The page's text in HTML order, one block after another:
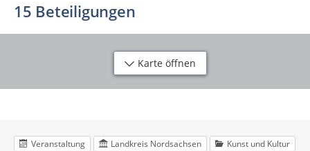
15 Beteiligungen
Karte öffnen
Veranstaltung Landkreis Nordsachsen Kunst und Kultur